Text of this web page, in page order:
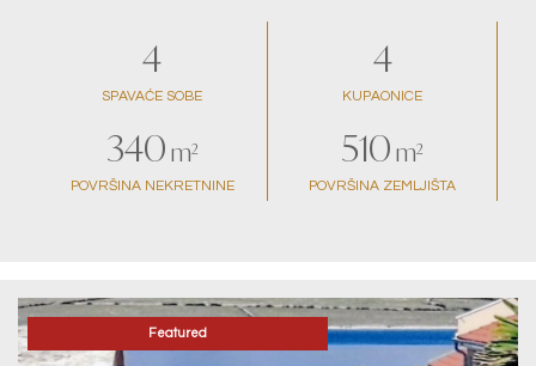
4
SPAVAĆE SOBE
4
KUPAONICE
340 m²
POVRŠINA NEKRETNINE
510 m²
POVRŠINA ZEMLJIŠTA
Featured